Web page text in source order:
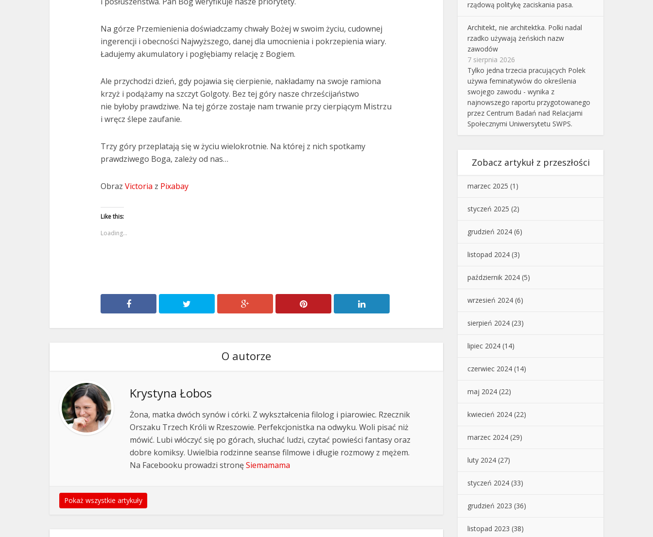
Na górze Przemienienia doświadczamy chwały Bożej w swoim życiu, cudownej
ingerencji i obecności Najwyższego, danej dla umocnienia i pokrzepienia wiary.
Ładujemy akumulatory i pogłębiamy relację z Bogiem.
Ale przychodzi dzień, gdy pojawia się cierpienie, nakładamy na swoje ramiona
krzyż i podążamy na szczyt Golgoty. Bez tej góry nasze chrześcijaństwo
nie byłoby prawdziwe. Na tej górze zostaje nam trwanie przy cierpiącym Mistrzu
i wręcz ślepe zaufanie.
Trzy góry przeplatają się w życiu wielokrotnie. Na której z nich spotkamy
prawdziwego Boga, zależy od nas…
Obraz Victoria z Pixabay
Like this:
Loading...
O autorze
Krystyna Łobos
Żona, matka dwóch synów i córki. Z wykształcenia filolog i piarowiec. Rzecznik
Orszaku Trzech Króli w Rzeszowie. Perfekcjonistka na odwyku. Woli pisać niż
mówić. Lubi włóczyć się po górach, słuchać ludzi, czytać powieści fantasy oraz
dobre komiksy. Uwielbia rodzinne seanse filmowe i długie rozmowy z mężem.
Na Facebooku prowadzi stronęSiemamama
Pokaż wszystkie artykuły
rządową politykę zaciskania pasa.
Architekt, nie architektka. Polki nadal
rzadko używają żeńskich nazw
zawodów
7 sierpnia 2026
Tylko jedna trzecia pracujących Polek
używa feminatywów do określenia
swojego zawodu - wynika z
najnowszego raportu przygotowanego
przez Centrum Badań nad Relacjami
Społecznymi Uniwersytetu SWPS.
Zobacz artykuł z przeszłości
marzec 2025 (1)
styczeń 2025 (2)
grudzień 2024 (6)
listopad 2024 (3)
październik 2024 (5)
wrzesień 2024 (6)
sierpień 2024 (23)
lipiec 2024 (14)
czerwiec 2024 (14)
maj 2024 (22)
kwiecień 2024 (22)
marzec 2024 (29)
luty 2024 (27)
styczeń 2024 (33)
grudzień 2023 (36)
listopad 2023 (38)